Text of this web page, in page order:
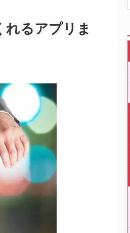
れるアプリま